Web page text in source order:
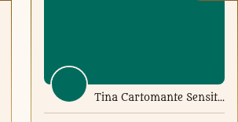
Tina Cartomante Sensitiva